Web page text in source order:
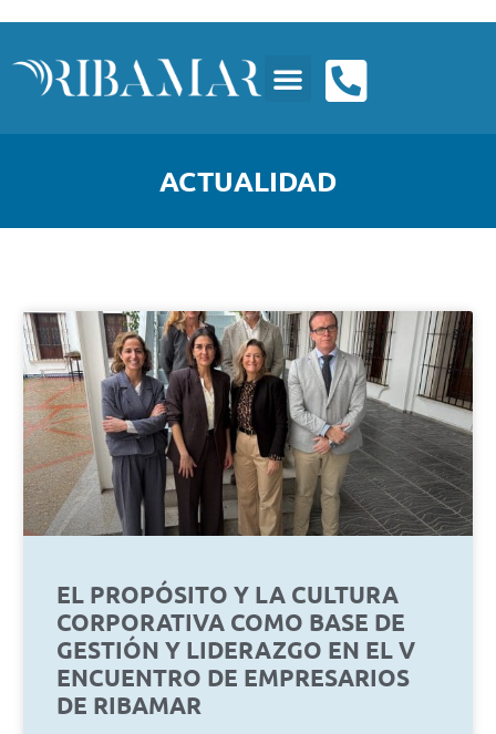
ACTUALIDAD
EL PROPÓSITO Y LA CULTURA
CORPORATIVA COMO BASE DE
GESTIÓN Y LIDERAZGO EN EL V
ENCUENTRO DE EMPRESARIOS
DE RIBAMAR